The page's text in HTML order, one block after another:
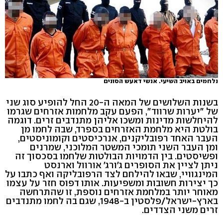
נלחמים באויב השיעי. אנשי דאעש הסונים
בשנות השלושים של המאה ה-20 החל להופיע סוג שני
של "יערות שרווד", הפעם עקב מלחמות אזרחים שגרמו
להיחלשות מדינות ומשכו אליהן מתנדבים זרים. דוגמה
בולטת היא מלחמת האזרחים בספרד, שבה לחמו מן
העבר האחד רפובליקנים, אנרכיסטים וקומוניסטים,
ומן העבר השני תומכי המשטר המלוכני, שמרנים
ופשיסטים. בין הדמויות הבולטות שלחמו בסכסוך זה
ניתן לציין את הסופרים ג'ורג' אורוול וארנסט
המינגוויי, שבאו להילחם לצד הרפובליקה ואף כתבו על
כך יצירות חשובות ומשפיעות. אותו דפוס חזר על עצמו
מאוחר יותר במלחמת אזרחים נוספת, זו שהתרחשה
בארץ-ישראל/פלסטין ב-1948, שגם בה לחמו מתנדבים
זרים משני הצדדים.